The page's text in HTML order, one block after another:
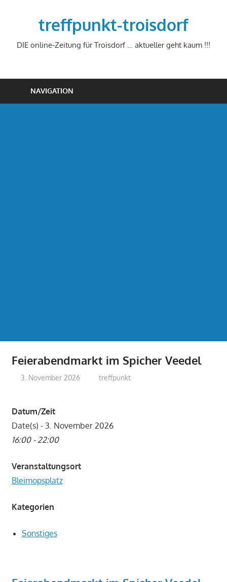
treffpunkt-troisdorf
DIE online-Zeitung für Troisdorf … aktueller geht kaum !!!
NAVIGATION
Feierabendmarkt im Spicher Veedel
3. November 2026 treffpunkt
Datum/Zeit
Date(s) - 3. November 2026
16:00 - 22:00
Veranstaltungsort
Bleimopsplatz
Kategorien
Sonstiges